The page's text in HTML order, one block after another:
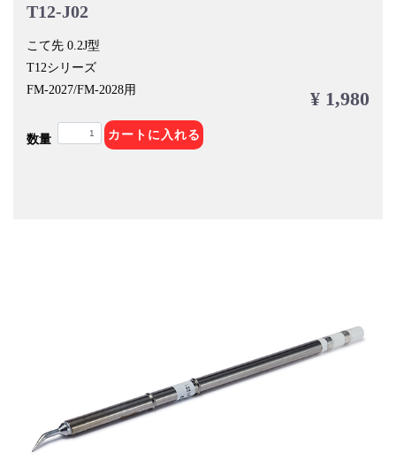
T12-J02
こて先 0.2J型
T12シリーズ
FM-2027/FM-2028用
¥ 1,980
数量 カートに入れる